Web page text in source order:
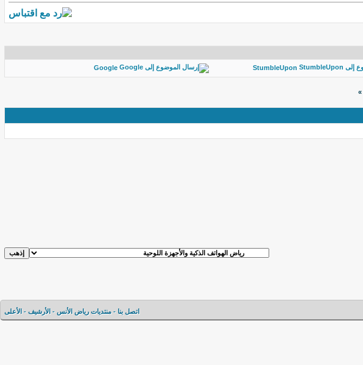
StumbleUpon
Google
»
اتصل بنا - منتديات رياض الأنس - الأرشيف - الأعلى